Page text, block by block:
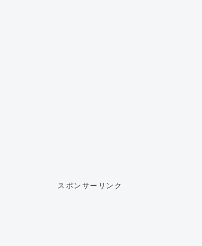
スポンサーリンク